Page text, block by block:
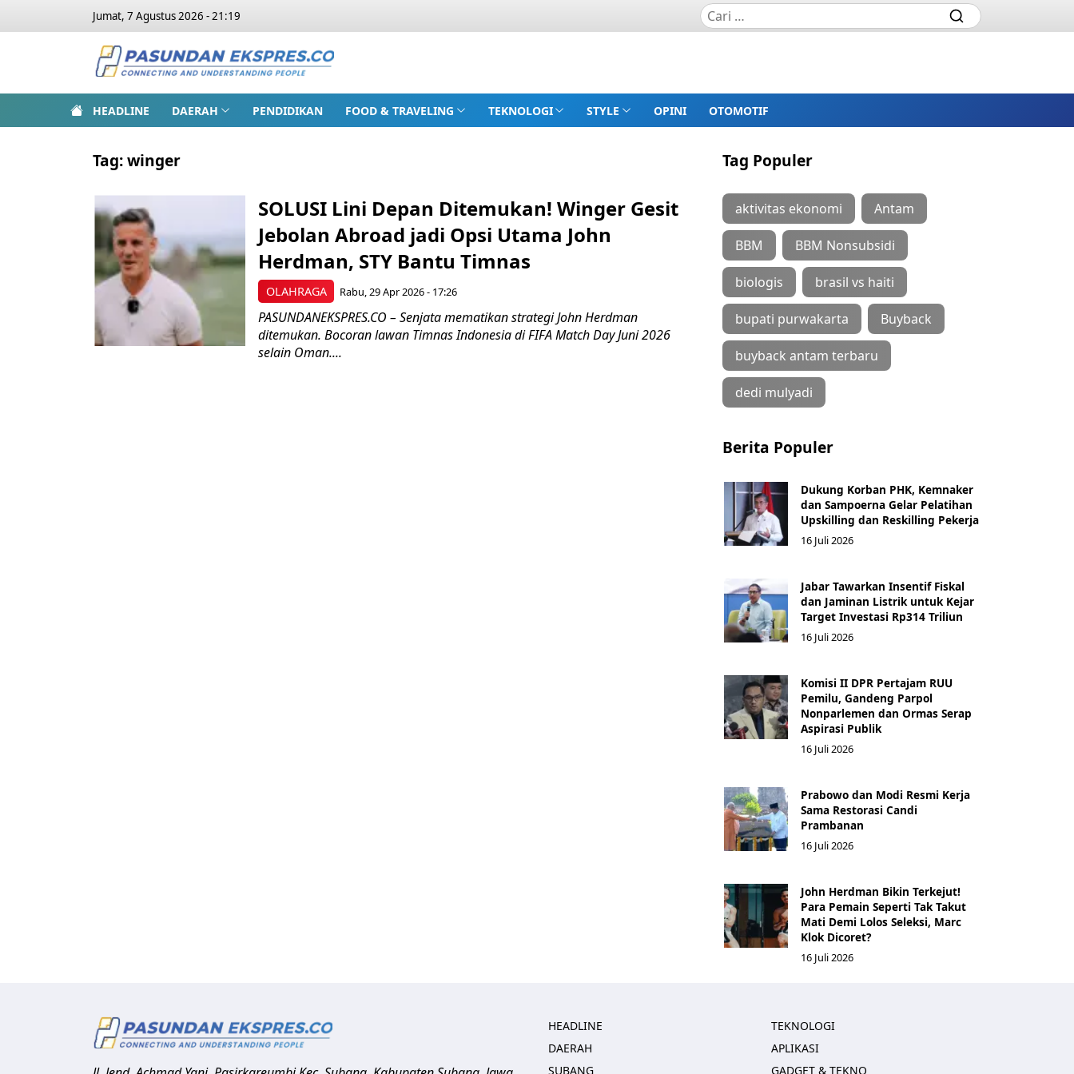
Jumat, 7 Agustus 2026 - 21:19
HEADLINE DAERAH PENDIDIKAN FOOD & TRAVELING TEKNOLOGI STYLE OPINI OTOMOTIF
Tag:winger
OLAHRAGA
SOLUSI Lini Depan Ditemukan! Winger Gesit
Jebolan Abroad jadi Opsi Utama John
Herdman, STY Bantu Timnas
Rabu, 29 Apr 2026 - 17:26
PASUNDANEKSPRES.CO – Senjata mematikan strategi John Herdman
ditemukan. Bocoran lawan Timnas Indonesia di FIFA Match Day Juni 2026
selain Oman....
Tag Populer
aktivitas ekonomi Antam
BBM BBM Nonsubsidi
biologis brasil vs haiti
bupati purwakarta Buyback
buyback antam terbaru
dedi mulyadi
Berita Populer
Dukung Korban PHK, Kemnaker
dan Sampoerna Gelar Pelatihan
Upskilling dan Reskilling Pekerja
16 Juli 2026
Jabar Tawarkan Insentif Fiskal
dan Jaminan Listrik untuk Kejar
Target Investasi Rp314 Triliun
16 Juli 2026
Komisi II DPR Pertajam RUU
Pemilu, Gandeng Parpol
Nonparlemen dan Ormas Serap
Aspirasi Publik
16 Juli 2026
Prabowo dan Modi Resmi Kerja
Sama Restorasi Candi
Prambanan
16 Juli 2026
John Herdman Bikin Terkejut!
Para Pemain Seperti Tak Takut
Mati Demi Lolos Seleksi, Marc
Klok Dicoret?
16 Juli 2026
HEADLINE
DAERAH
SUBANG
TEKNOLOGI
APLIKASI
GADGET & TEKNO